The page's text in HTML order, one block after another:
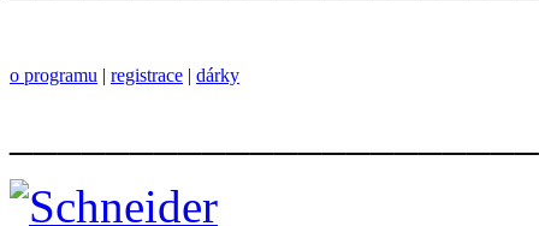
o programu | registrace | dárky